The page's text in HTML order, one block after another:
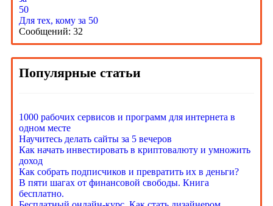
Для тех, кому за 50
Сообщений: 32
Популярные статьи
1000 рабочих сервисов и программ для интернета в
одном месте
Научитесь делать сайты за 5 вечеров
Как начать инвестировать в криптовалюту и умножить
доход
Как собрать подписчиков и превратить их в деньги?
В пяти шагах от финансовой свободы. Книга
бесплатно.